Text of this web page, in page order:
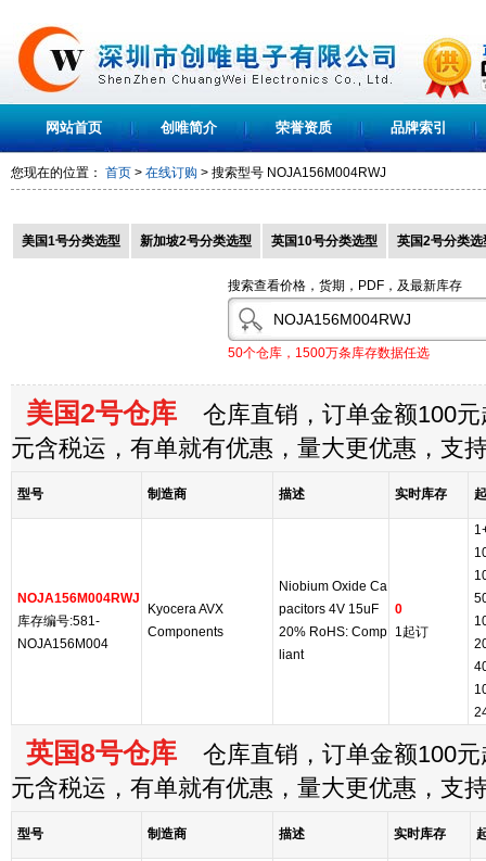
网站首页 创唯简介 荣誉资质 品牌索引
您现在的位置： 首页 > 在线订购 > 搜索型号 NOJA156M004RWJ
美国1号分类选型 新加坡2号分类选型 英国10号分类选型 英国2号分类选
搜索查看价格，货期，PDF，及最新库存
50个仓库，1500万条库存数据任选
美国2号仓库 仓库直销，订单金额100元
元含税运，有单就有优惠，量大更优惠，支
型号 制造商 描述 实时库存
NOJA156M004RWJ
库存编号:581-
NOJA156M004
Kyocera AVX
Components
Niobium Oxide Ca
pacitors 4V 15uF
20% RoHS: Comp
liant
0
1起订
英国8号仓库 仓库直销，订单金额100元
元含税运，有单就有优惠，量大更优惠，支
型号 制造商 描述 实时库存